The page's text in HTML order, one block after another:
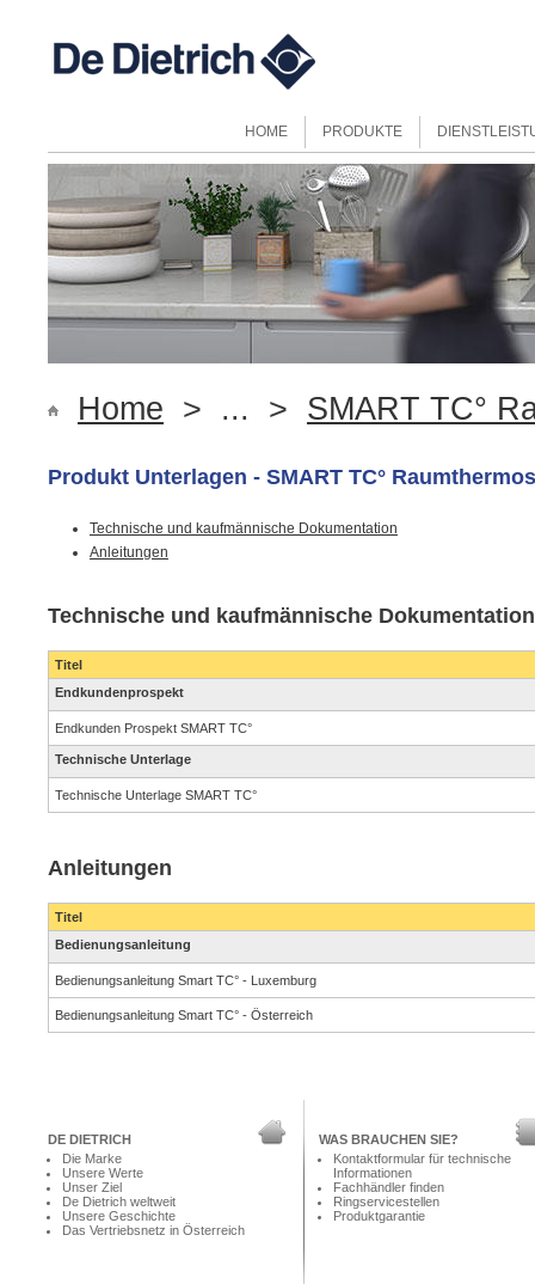
HOME PRODUKTE
Home > ... > SMART TC°
Produkt Unterlagen - SMART TC°
Technische und kaufmännische Dokumentation
Anleitungen
Technische und kaufmännische Dokumentation
Titel
Endkundenprospekt
Endkunden Prospekt SMART TC°
Technische Unterlage
Technische Unterlage SMART TC°
Anleitungen
Titel
Bedienungsanleitung
Bedienungsanleitung Smart TC° - Luxemburg
Bedienungsanleitung Smart TC° - Österreich
DE DIETRICH
Die Marke
Unsere Werte
Unser Ziel
De Dietrich weltweit
Unsere Geschichte
Das Vertriebsnetz in Österreich
WAS BRAUCHEN SIE?
Kontaktformular für technische
Informationen
Fachhändler finden
Ringservicestellen
Produktgarantie